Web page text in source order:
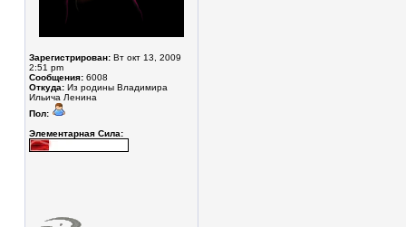
Зарегистрирован: Вт окт 13, 2009
2:51 pm
Сообщения: 6008
Откуда: Из родины Владимира
Ильича Ленина
Пол:
Элементарная Сила: